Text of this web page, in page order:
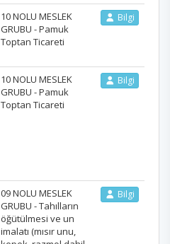
10 NOLU MESLEK
GRUBU - Pamuk
Toptan Ticareti
Bilgi
10 NOLU MESLEK
GRUBU - Pamuk
Toptan Ticareti
Bilgi
09 NOLU MESLEK
GRUBU - Tahılların
öğütülmesi ve un
imalatı (mısır unu,
Bilgi